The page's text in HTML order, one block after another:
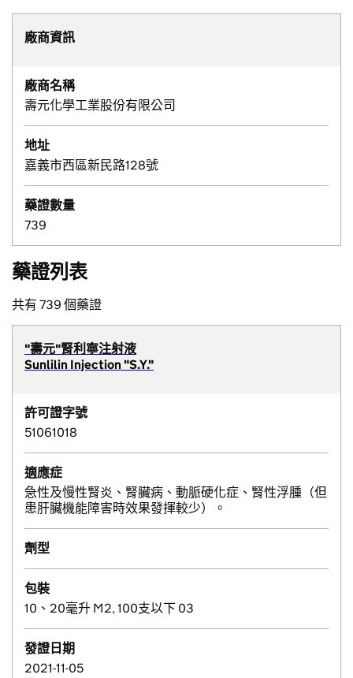
廠商資訊
廠商名稱
壽元化學工業股份有限公司
地址
嘉義市西區新民路128號
藥證數量
739
藥證列表
共有 739 個藥證
"壽元"腎利寧注射液
Sunlilin Injection "S.Y."
許可證字號
51061018
適應症
急性及慢性腎炎、腎臟病、動脈硬化症、腎性浮腫（但
患肝臟機能障害時效果發揮較少）。
劑型
包裝
10、20毫升 M2, 100支以下 03
發證日期
2021-11-05